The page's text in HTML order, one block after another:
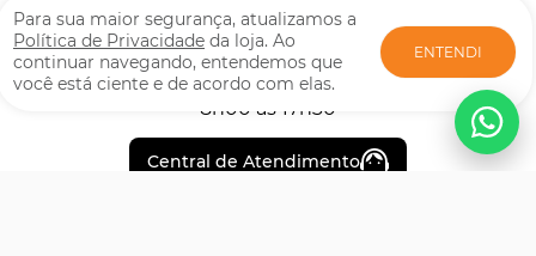
Para sua maior segurança, atualizamos a
Política de Privacidade da loja. Ao
continuar navegando, entendemos que
você está ciente e de acordo com elas.
ENTENDI
Horários
Segunda à Sexta
8h00 às 17h30
Central de Atendimento